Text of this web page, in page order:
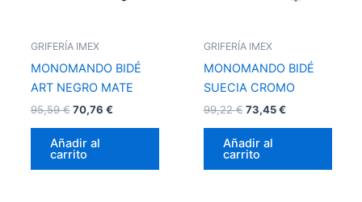
GRIFERÍA IMEX
MONOMANDO BIDÉ
ART NEGRO MATE
95,59€ 70,76 €
Añadir al
carrito
GRIFERÍA IMEX
MONOMANDO BIDÉ
SUECIA CROMO
99,22€ 73,45€
Añadir al
carrito